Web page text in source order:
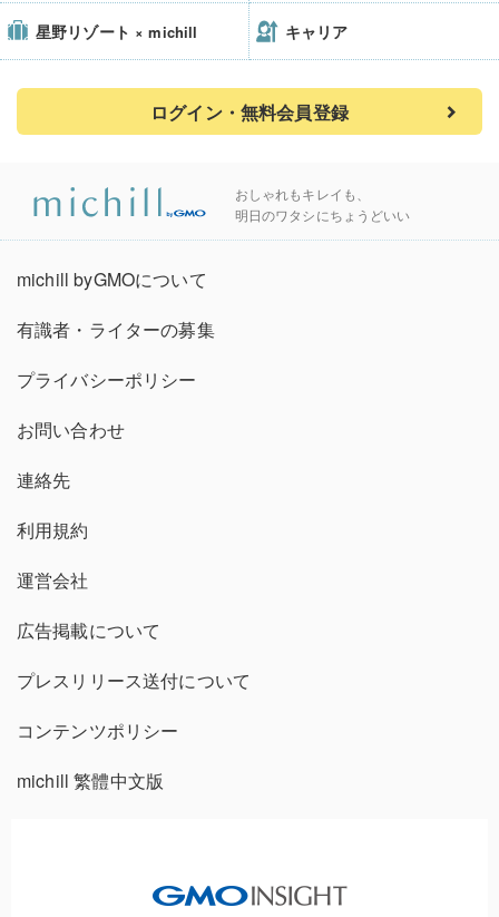
星野リゾート × michill キャリア
ログイン・無料会員登録
おしゃれもキレイも、
明日のワタシにちょうどいい
michill byGMOについて
有識者・ライターの募集
プライバシーポリシー
お問い合わせ
連絡先
利用規約
運営会社
広告掲載について
プレスリリース送付について
コンテンツポリシー
michill 繁體中文版